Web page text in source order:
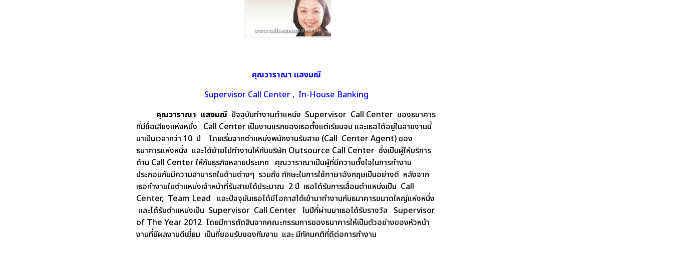
คุณวาราณา แสงมณี
Supervisor Call Center , In-House Banking
คุณวาราณา แสงมณี ปัจจุบันทำงานตำแหน่ง Supervisor Call Center ของธนาคาร
ที่มีชื่อเสียงแห่งหนึ่ง Call Center เป็นงานแรกของเธอตั้งแต่เรียนจบ และเธอได้อยู่ในสายงานนี้
มาเป็นเวลากว่า 10 ปี โดยเริ่มจากตำแหน่งพนักงานรับสาย (Call Center Agent) ของ
ธนาคารแห่งหนึ่ง และได้ย้ายไปทำงานให้กับบริษัท Outsource Call Center ซึ่งเป็นผู้ให้บริการ
ด้าน Call Center ให้กับธุรกิจหลายประเภท คุณวาราณาเป็นผู้ที่มีความตั้งใจในการทำงาน
ประกอบกับมีความสามารถในด้านต่างๆ รวมถึง ทักษะในการใช้ภาษาอังกฤษเป็นอย่างดี หลังจาก
เธอทำงานในตำแหน่งเจ้าหน้าที่รับสายได้ประมาณ 2 ปี เธอได้รับการเลื่อนตำแหน่งเป็น Call
Center, Team Lead และปัจจุบันเธอได้มีโอกาสได้เข้ามาทำงานกับธนาคารขนาดใหญ่แห่งหนึ่ง
และได้รับตำแหน่งเป็น Supervisor Call Center ในปีที่ผ่านมาเธอได้รับรางวัล Supervisor
of The Year 2012 โดยมีการตัดสินจากคณะกรรมการของธนาคารให้เป็นตัวอย่างของหัวหน้า
งานที่มีผลงานดีเยี่ยม เป็นที่ยอมรับของทีมงาน และ มีทัศนคติที่ดีต่อการทำงาน